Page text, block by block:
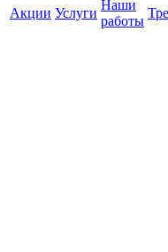
Акции Услуги
Наши
работы